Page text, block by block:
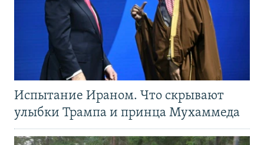
Испытание Ираном. Что скрывают
улыбки Трампа и принца Мухаммеда